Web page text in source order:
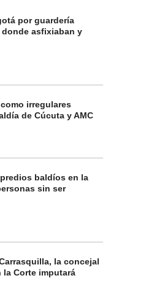
por guardería
asfixiaban y
irregulares
de Cúcuta y AMC
baldíos en la
sin ser
la concejal
la Corte imputará